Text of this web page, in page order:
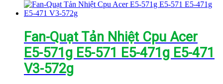
Fan-Quạt Tản Nhiệt Cpu Acer
E5-571g E5-571 E5-471g E5-471
V3-572g